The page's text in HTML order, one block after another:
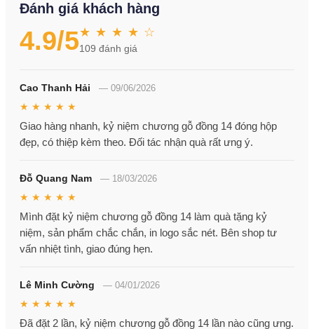
Đánh giá khách hàng
4.9/5★ ★ ★ ★ ☆
109 đánh giá
Cao Thanh Hải — 09/06/2026
★ ★ ★ ★ ★
Giao hàng nhanh, kỷ niệm chương gỗ đồng 14 đóng hộp
đẹp, có thiệp kèm theo. Đối tác nhận quà rất ưng ý.
Đỗ Quang Nam — 18/03/2026
★ ★ ★ ★ ★
Mình đặt kỷ niệm chương gỗ đồng 14 làm quà tặng kỷ
niệm, sản phẩm chắc chắn, in logo sắc nét. Bên shop tư
vấn nhiệt tình, giao đúng hẹn.
Lê Minh Cường — 04/01/2026
★ ★ ★ ★ ★
Đã đặt 2 lần, kỷ niệm chương gỗ đồng 14 lần nào cũng ưng.